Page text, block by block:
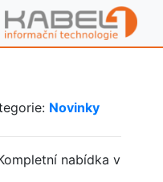
Novinky
nabídka v